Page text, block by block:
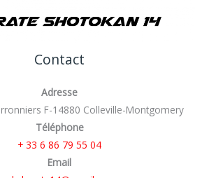
Contact
Adresse
F-14880 Colleville-Montgomery
Téléphone
+ 33 6 86 79 55 04
Email